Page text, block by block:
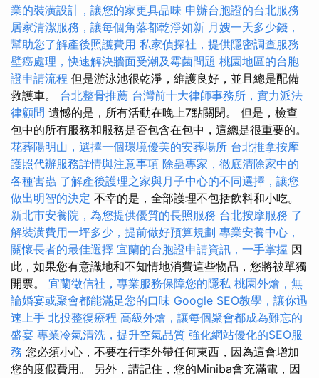
業的裝潢設計，讓您的家更具品味 申辦台胞證的台北服務
居家清潔服務，讓每個角落都乾淨如新 月嫂一天多少錢，
幫助您了解產後照護費用 私家偵探社，提供隱密調查服務
壁癌處理，快速解決牆面受潮及霉菌問題 桃園地區的台胞
證申請流程 但是游泳池很乾淨，維護良好，並且總是配備
救護車。 台北整骨推薦 台灣前十大律師事務所，實力派法
律顧問 遺憾的是，所有活動在晚上7點關閉。 但是，檢查
包中的所有服務和服務是否包含在包中，這總是很重要的。
花葬陽明山，選擇一個環境優美的安葬場所 台北推拿按摩
護照代辦服務詳情與注意事項 除蟲專家，徹底清除家中的
各種害蟲 了解產後護理之家與月子中心的不同選擇，讓您
做出明智的決定 不幸的是，全部護理不包括飲料和小吃。
新北市安養院，為您提供優質的長照服務 台北按摩服務 了
解裝潢費用一坪多少，提前做好預算規劃 專業安養中心，
關懷長者的最佳選擇 宜蘭的台胞證申請資訊，一手掌握 因
此，如果您有意識地和不知情地消費這些物品，您將被單獨
開票。 宜蘭徵信社，專業服務保障您的隱私 桃園外燴，無
論婚宴或聚會都能滿足您的口味 Google SEO教學，讓你迅
速上手 北投整復療程 高級外燴，讓每個聚會都成為難忘的
盛宴 專業冷氣清洗，提升空氣品質 強化網站優化的SEO服
務 您必須小心，不要在行李外帶任何東西，因為這會增加
您的度假費用。 另外，請記住，您的Miniba會充滿電，因